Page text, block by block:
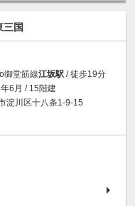
三国
御堂筋線江坂駅 / 徒歩19分
6月 / 15階建
淀川区十八条1-9-15